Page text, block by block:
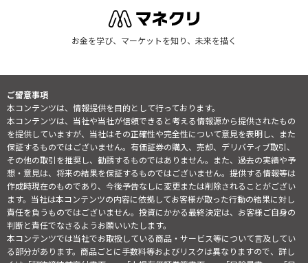
お金を学び、マーケットを知り、未来を描く
ご留意事項
本コンテンツは、情報提供を目的として行っております。
本コンテンツは、当社や当社が信頼できると考える情報源から提供されたもの
を提供していますが、当社はその正確性や完全性について意見を表明し、また
保証するものではございません。有価証券の購入、売却、デリバティブ取引、
その他の取引を推奨し、勧誘するものではありません。また、過去の実績や予
想・意見は、将来の結果を保証するものではございません。提供する情報等は
作成時現在のものであり、今後予告なしに変更または削除されることがござい
ます。当社は本コンテンツの内容に依拠してお客様が取った行動の結果に対し
責任を負うものではございません。投資にかかる最終決定は、お客様ご自身の
判断と責任でなさるようお願いいたします。
本コンテンツでは当社でお取扱している商品・サービス等について言及してい
る部分があります。商品ごとに手数料等およびリスクは異なりますので、詳し